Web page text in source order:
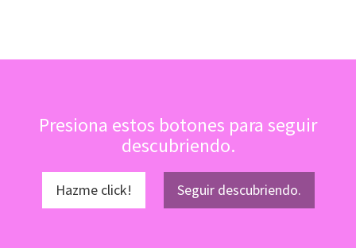
Presiona estos botones para seguir
descubriendo.
Hazme click! Seguir descubriendo.